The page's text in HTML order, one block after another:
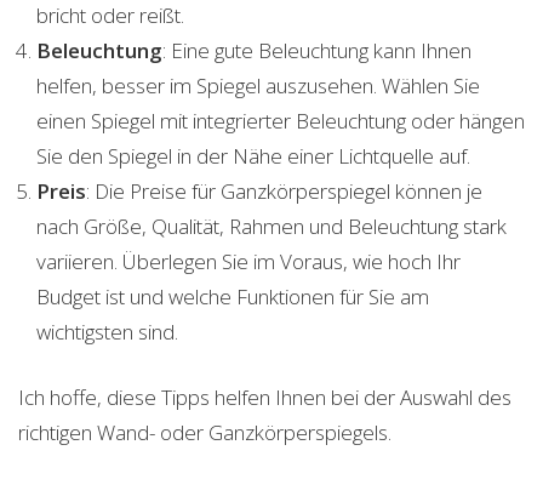
bricht oder reißt.
Beleuchtung: Eine gute Beleuchtung kann Ihnen
helfen, besser im Spiegel auszusehen. Wählen Sie
einen Spiegel mit integrierter Beleuchtung oder hängen
Sie den Spiegel in der Nähe einer Lichtquelle auf.
Preis: Die Preise für Ganzkörperspiegel können je
nach Größe, Qualität, Rahmen und Beleuchtung stark
variieren. Überlegen Sie im Voraus, wie hoch Ihr
Budget ist und welche Funktionen für Sie am
wichtigsten sind.
Ich hoffe, diese Tipps helfen Ihnen bei der Auswahl des
richtigen Wand- oder Ganzkörperspiegels.